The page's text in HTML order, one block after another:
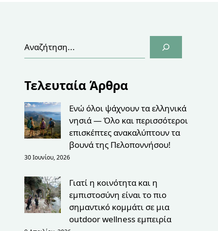
Αναζήτηση
Τελευταία Άρθρα
Ενώ όλοι ψάχνουν τα ελληνικά
νησιά — Όλο και περισσότεροι
επισκέπτες ανακαλύπτουν τα
βουνά της Πελοποννήσου!
30 Ιουνίου, 2026
Γιατί η κοινότητα και η
εμπιστοσύνη είναι το πιο
σημαντικό κομμάτι σε μια
outdoor wellness εμπειρία